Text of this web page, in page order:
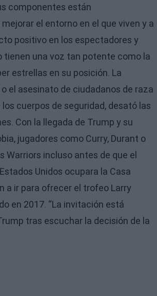
componentes están
el entorno en el que viven y a
positivo en los espectadores y
tienen una voz tan potente como la
estrellas en su posición. La
el asesinato de ciudadanos de raza
cuerpos de seguridad, desató las
Con la llegada de Trump y su
jugadores como Curry, Durant o
Warriors incluso antes de que el
Unidos ocupara la Casa
a ir para ofrecer el trofeo Larry
en 2017. “La invitación está
tras escuchar la decisión de la